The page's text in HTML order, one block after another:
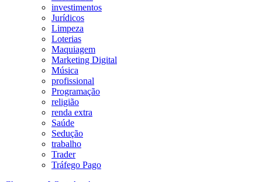
investimentos
Jurídicos
Limpeza
Loterias
Maquiagem
Marketing Digital
Música
profissional
Programação
religião
renda extra
Saúde
Sedução
trabalho
Trader
Tráfego Pago